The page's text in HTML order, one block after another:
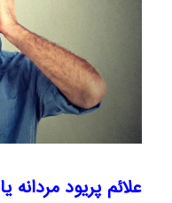
علائم پریود مردانه یا IMS چیست؟